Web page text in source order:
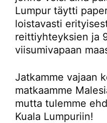
Lumpur täytti
loistavasti
reittiyhteyksien ja
viisumivapaan
Jatkamme vajaan
matkaamme
mutta tulemme
Kuala Lumpuriin!